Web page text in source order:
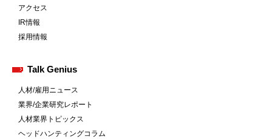
アクセス
IR情報
採用情報
Talk Genius
人材/雇用ニュース
業界/企業研究レポート
人材業界トピックス
ヘッドハンティングコラム